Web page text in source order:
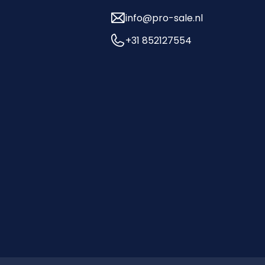
info@pro-sale.nl
+31 852127554